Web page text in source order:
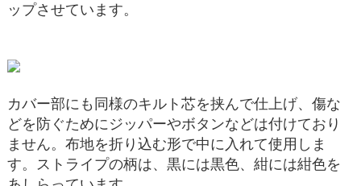
ップさせています。
カバー部にも同様のキルト芯を挟んで仕上げ、傷な
どを防ぐためにジッパーやボタンなどは付けており
ません。布地を折り込む形で中に入れて使用しま
す。ストライプの柄は、黒には黒色、紺には紺色を